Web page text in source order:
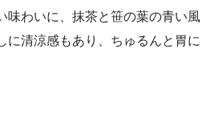
味わいに、抹茶と笹の葉の青い風
に清涼感もあり、ちゅるんと胃に